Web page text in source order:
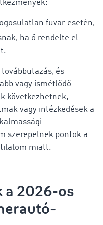
fuvar esetén,
ha ő rendelte el
és
vagy ismétlődő
következhetnek,
vagy intézkedések a
szerepelnek pontok a
miatt.
a 2026-os